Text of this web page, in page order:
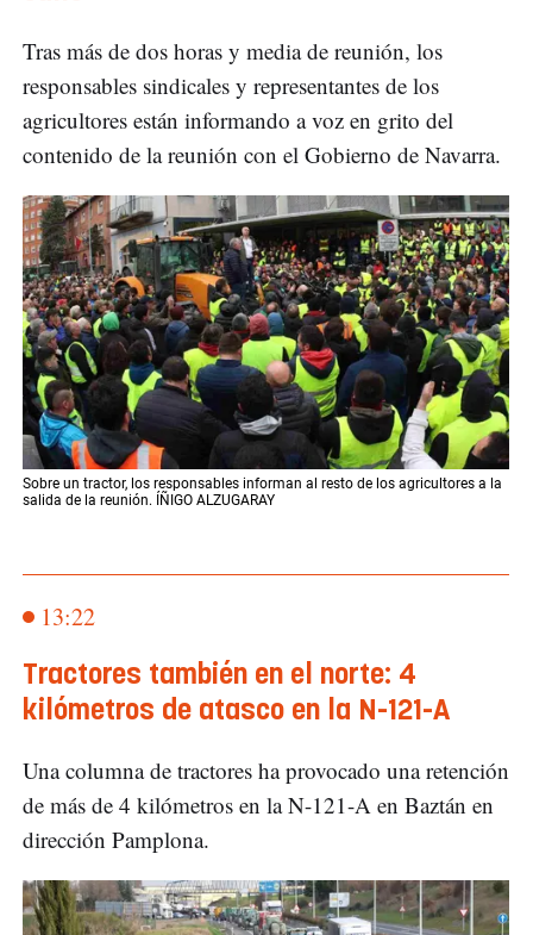
Tras más de dos horas y media de reunión, los
responsables sindicales y representantes de los
agricultores están informando a voz en grito del
contenido de la reunión con el Gobierno de Navarra.
Sobre un tractor, los responsables informan al resto de los agricultores a la
salida de la reunión. ÍÑIGO ALZUGARAY
13:22
Tractores también en el norte: 4
kilómetros de atasco en la N-121-A
Una columna de tractores ha provocado una retención
de más de 4 kilómetros en la N-121-A en Baztán en
dirección Pamplona.